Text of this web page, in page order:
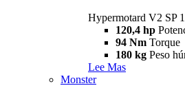
Hypermotard V2 SP
120,4 hp
94 Nm Torque
180 kg Peso
Lee Mas
Monster